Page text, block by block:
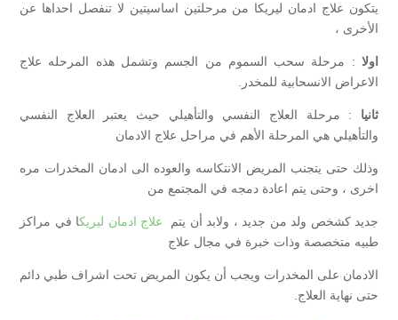
يتكون علاج ادمان ليريكا من مرحلتين اساسيتين لا تنفصل احداها عن
الأخرى ،
اولا : مرحلة سحب السموم من الجسم وتشمل هذه المرحله علاج
الاعراض الانسحابية للمخدر.
ثانيا : مرحلة العلاج النفسي والتأهيلي حيث يعتبر العلاج النفسي
والتأهيلي هي المرحلة الأهم في مراحل علاج الادمان
وذلك حتى يتجنب المريض الانتكاسه والعوده الى ادمان المخدرات مره
اخرى ، وحتى يتم اعادة دمجه في المجتمع من
جديد كشخص ولد من جديد ، ولابد أن يتم علاج ادمان ليريكا في مراكز
طبيه متخصصة وذات خبرة في مجال علاج
الادمان على المخدرات ويجب أن يكون المريض تحت اشراف طبي دائم
حتى نهاية العلاج.